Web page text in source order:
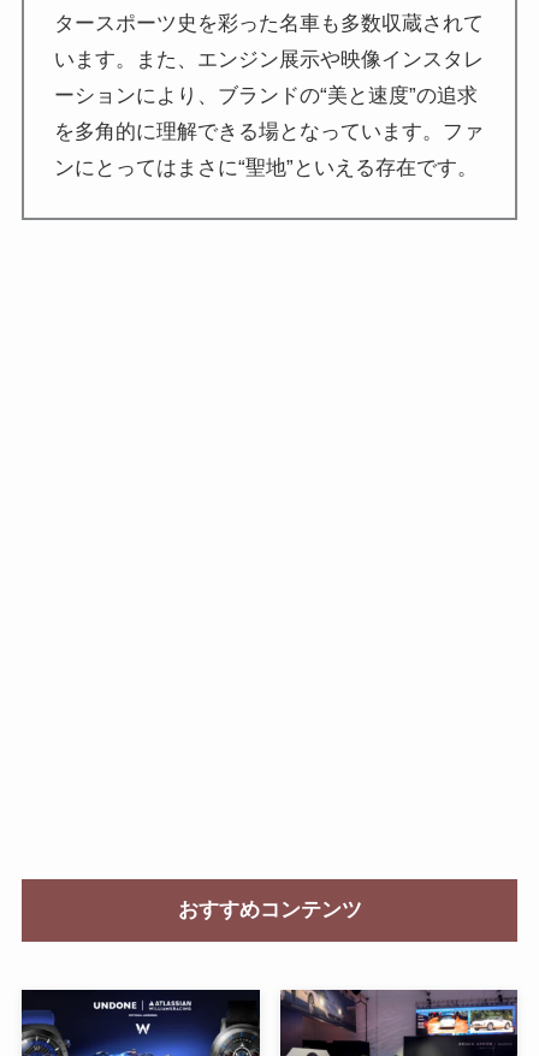
タースポーツ史を彩った名車も多数収蔵されて
います。また、エンジン展示や映像インスタレ
ーションにより、ブランドの“美と速度”の追求
を多角的に理解できる場となっています。ファ
ンにとってはまさに“聖地”といえる存在です。
おすすめコンテンツ